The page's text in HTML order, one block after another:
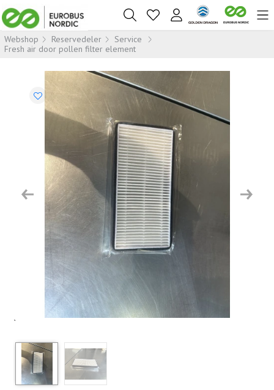
Webshop Reservedeler
Service
Fresh air door pollen filter element
Previous Next
`